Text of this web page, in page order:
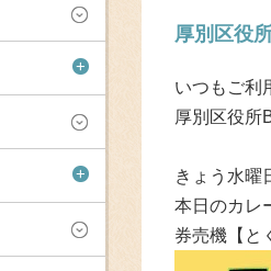
+
+
厚別区役
いつもご利
厚別区役所
きょう水曜
本日のカレ
券売機【と